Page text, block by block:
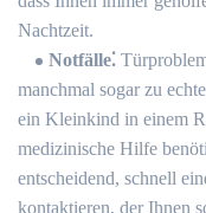
Nachtzeit.
Notfälle⁚
manchmal sogar zu
ein Kleinkind in einem
medizinische Hilfe
entscheidend, schnell
kontaktieren, der Ihnen